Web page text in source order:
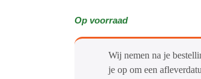
Op voorraad
Wij nemen na je
je op om een